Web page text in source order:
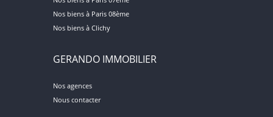
Nos biens à Paris 08ème
Nos biens à Clichy
GERANDO IMMOBILIER
Nos agences
Nous contacter